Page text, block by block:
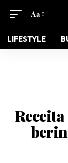
Aa
LIFESTYLE